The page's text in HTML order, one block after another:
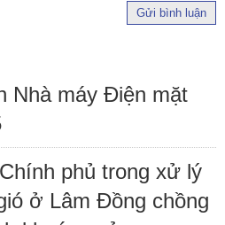
Gửi bình luận
Nhà máy Điện mặt
phủ trong xử lý
ở Lâm Đồng chồng